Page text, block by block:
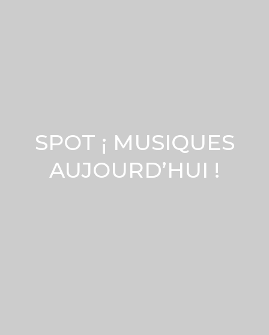
SPOT ¡ MUSIQUES
AUJOURD’HUI !